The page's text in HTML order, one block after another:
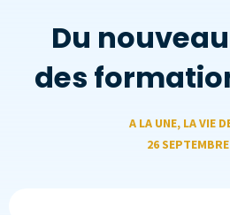
Du
des
A LA UNE, LA VIE
26